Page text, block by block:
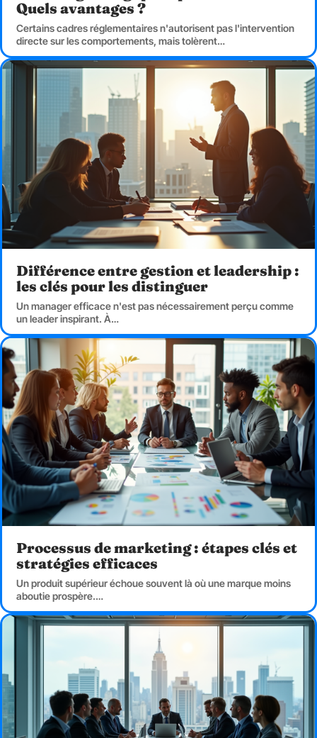
Quels avantages ?
Certains cadres réglementaires n'autorisent pas l'intervention
directe sur les comportements, mais tolèrent…
Différence entre gestion et leadership :
les clés pour les distinguer
Un manager efficace n'est pas nécessairement perçu comme
un leader inspirant. À…
Processus de marketing : étapes clés et
stratégies efficaces
Un produit supérieur échoue souvent là où une marque moins
aboutie prospère.…